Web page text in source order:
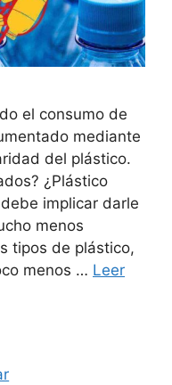
el consumo de
mediante
del plástico.
¿Plástico
implicar darle
menos
tipos de plástico,
menos … Leer